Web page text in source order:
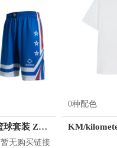
准者 透气比赛篮球套装 Z118210177
暂无购买链接
0种配色